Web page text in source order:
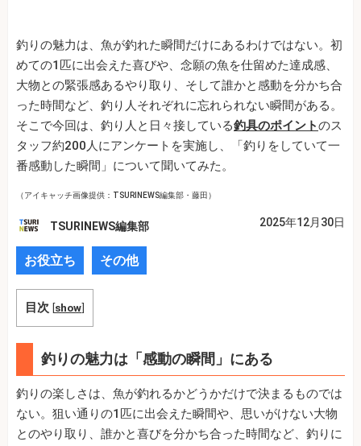
釣りの魅力は、魚が釣れた瞬間だけにあるわけではない。初
めての1匹に出会えた喜びや、念願の魚を仕留めた達成感、
大物との緊張感あるやり取り、そして誰かと感動を分かち合
った時間など、釣り人それぞれに忘れられない瞬間がある。
そこで今回は、釣り人と日々接している釣具のポイントのス
タッフ約200人にアンケートを実施し、「釣りをしていて一
番感動した瞬間」について聞いてみた。
（アイキャッチ画像提供：TSURINEWS編集部・藤田）
TSURINEWS編集部 2025年12月30日
お役立ち その他
目次 [show]
釣りの魅力は「感動の瞬間」にある
釣りの楽しさは、魚が釣れるかどうかだけで決まるものでは
ない。狙い通りの1匹に出会えた瞬間や、思いがけない大物
とのやり取り、誰かと喜びを分かち合った時間など、釣りに